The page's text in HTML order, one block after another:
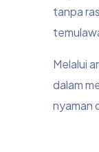
tanpa
Melalui
dalam
nyaman